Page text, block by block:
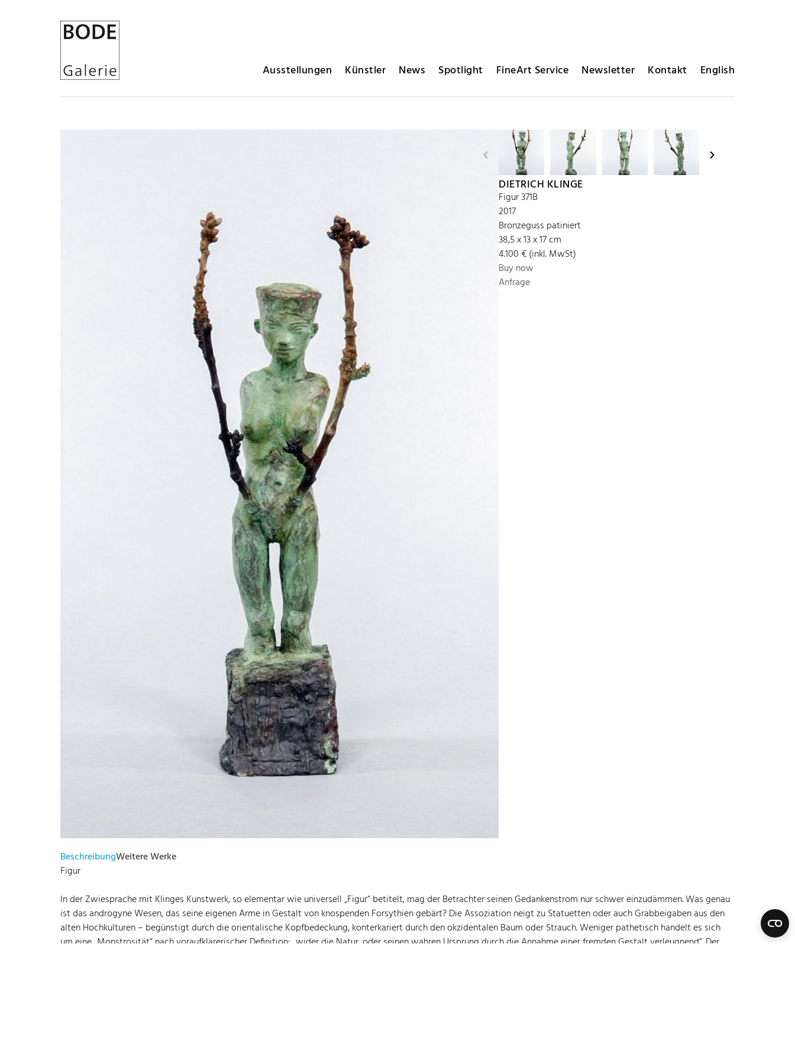
Ausstellungen Künstler News Spotlight FineArt Service Newsletter Kontakt English
DIETRICH KLINGE
Figur 371B
2017
Bronzeguss patiniert
38,5 x 13 x 17 cm
4.100 € (inkl. MwSt)
Buy now
Anfrage
BeschreibungWeitere Werke
Figur
In der Zwiesprache mit Klinges Kunstwerk, so elementar wie universell „Figur“ betitelt, mag der Betrachter seinen Gedankenstrom nur schwer einzudämmen. Was genau
ist das androgyne Wesen, das seine eigenen Arme in Gestalt von knospenden Forsythien gebärt? Die Assoziation neigt zu Statuetten oder auch Grabbeigaben aus den
alten Hochkulturen – begünstigt durch die orientalische Kopfbedeckung, konterkariert durch den okzidentalen Baum oder Strauch. Weniger pathetisch handelt es sich
um eine „Monstrosität“ nach voraufklärerischer Definition: „wider die Natur, oder seinen wahren Ursprung durch die Annahme einer fremden Gestalt verleugnend“. Der